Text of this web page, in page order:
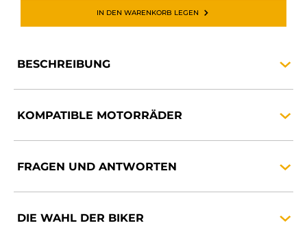
IN DEN WARENKORB LEGEN
BESCHREIBUNG
KOMPATIBLE MOTORRÄDER
FRAGEN UND ANTWORTEN
DIE WAHL DER BIKER